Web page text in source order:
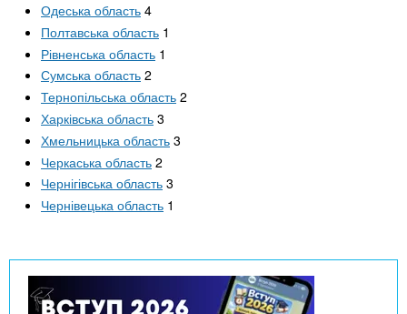
Одеська область 4
Полтавська область 1
Рівненська область 1
Сумська область 2
Тернопільська область 2
Харківська область 3
Хмельницька область 3
Черкаська область 2
Чернігівська область 3
Чернівецька область 1